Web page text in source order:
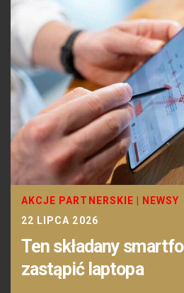
AKCJE PARTNERSKIE
NEWSY
22 LIPCA 2026
Ten składany
zastąpić laptopa